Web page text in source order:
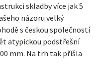
skladby více jak 5
názoru velký
s českou společností
atypickou podstřešní
mm. Na trh tak přišla